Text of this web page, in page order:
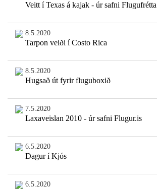
Veitt í Texas á kajak - úr safni Flugufrétta
8.5.2020
Tarpon veiði í Costo Rica
8.5.2020
Hugsað út fyrir fluguboxið
7.5.2020
Laxaveislan 2010 - úr safni Flugur.is
6.5.2020
Dagur í Kjós
6.5.2020